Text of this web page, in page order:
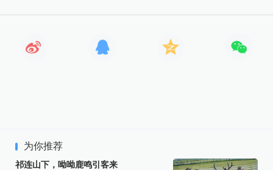
为你推荐
祁连山下，呦呦鹿鸣引客来